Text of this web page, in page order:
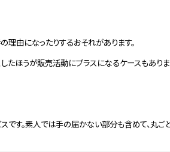
由になったりするおそれがあります。
たほうが販売活動にプラスになるケースもありま
す。素人では手の届かない部分も含めて、丸ご